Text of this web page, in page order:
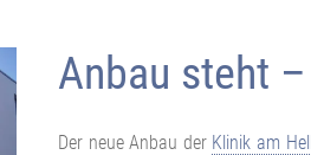
Anbau steht
Der neue Anbau der Klinik am